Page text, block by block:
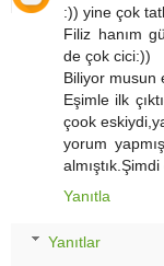
:)) yine çok
Filiz hanım
de çok cici:))
Biliyor musun
Eşimle ilk
çook
yorum
Yanıtla
Yanıtlar